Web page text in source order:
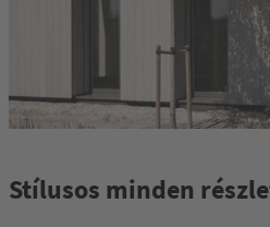
Stílusos minden